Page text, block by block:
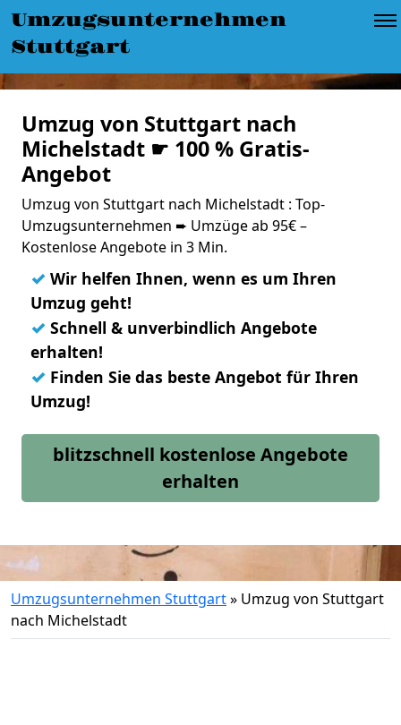
Umzugsunternehmen
Stuttgart
Umzug von Stuttgart nach
Michelstadt ☛ 100 % Gratis-
Angebot
Umzug von Stuttgart nach Michelstadt : Top-
Umzugsunternehmen ➨ Umzüge ab 95€ –
Kostenlose Angebote in 3 Min.
✓ Wir helfen Ihnen, wenn es um Ihren
Umzug geht!
✓ Schnell & unverbindlich Angebote
erhalten!
✓ Finden Sie das beste Angebot für Ihren
Umzug!
blitzschnell kostenlose Angebote
erhalten
Umzugsunternehmen Stuttgart» Umzug von Stuttgart
nach Michelstadt